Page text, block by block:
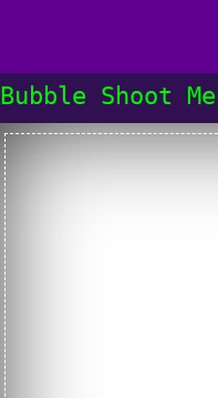
Bubble Shoot